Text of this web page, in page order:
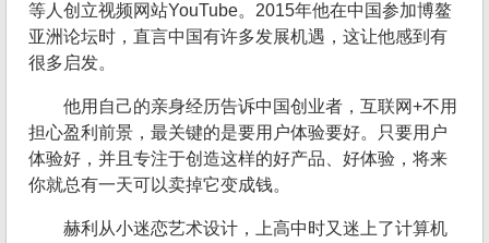
等人创立视频网站YouTube。2015年他在中国参加博鳌
亚洲论坛时，直言中国有许多发展机遇，这让他感到有
很多启发。
他用自己的亲身经历告诉中国创业者，互联网+不用
担心盈利前景，最关键的是要用户体验要好。只要用户
体验好，并且专注于创造这样的好产品、好体验，将来
你就总有一天可以卖掉它变成钱。
赫利从小迷恋艺术设计，上高中时又迷上了计算机